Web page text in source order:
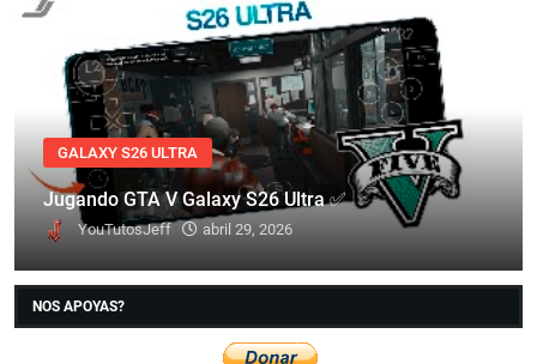
GALAXY S26 ULTRA
Jugando GTA V Galaxy S26 Ultra ✅
YouTutosJeff abril 29, 2026
NOS APOYAS?